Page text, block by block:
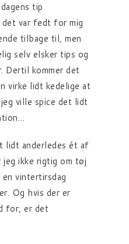
tip
var fedt for mig
tilbage til, men
selv elsker tips og
Dertil kommer det
virke lidt kedelige at
ville spice det lidt
lidt anderledes ét af
jeg ikke rigtig om tøj
vintertirsdag
Og hvis der er
for, er det